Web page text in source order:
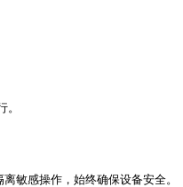
敏感操作，始终确保设备安全。